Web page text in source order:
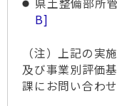
B
（注）上記の実
及び事業別評価
課にお問い合わせ